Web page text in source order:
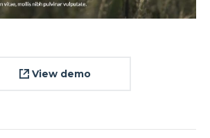
View demo